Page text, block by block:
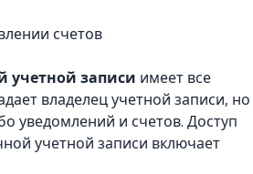
счетов
учетной записи имеет все
владелец учетной записи, но
уведомлений и счетов. Доступ
учетной записи включает